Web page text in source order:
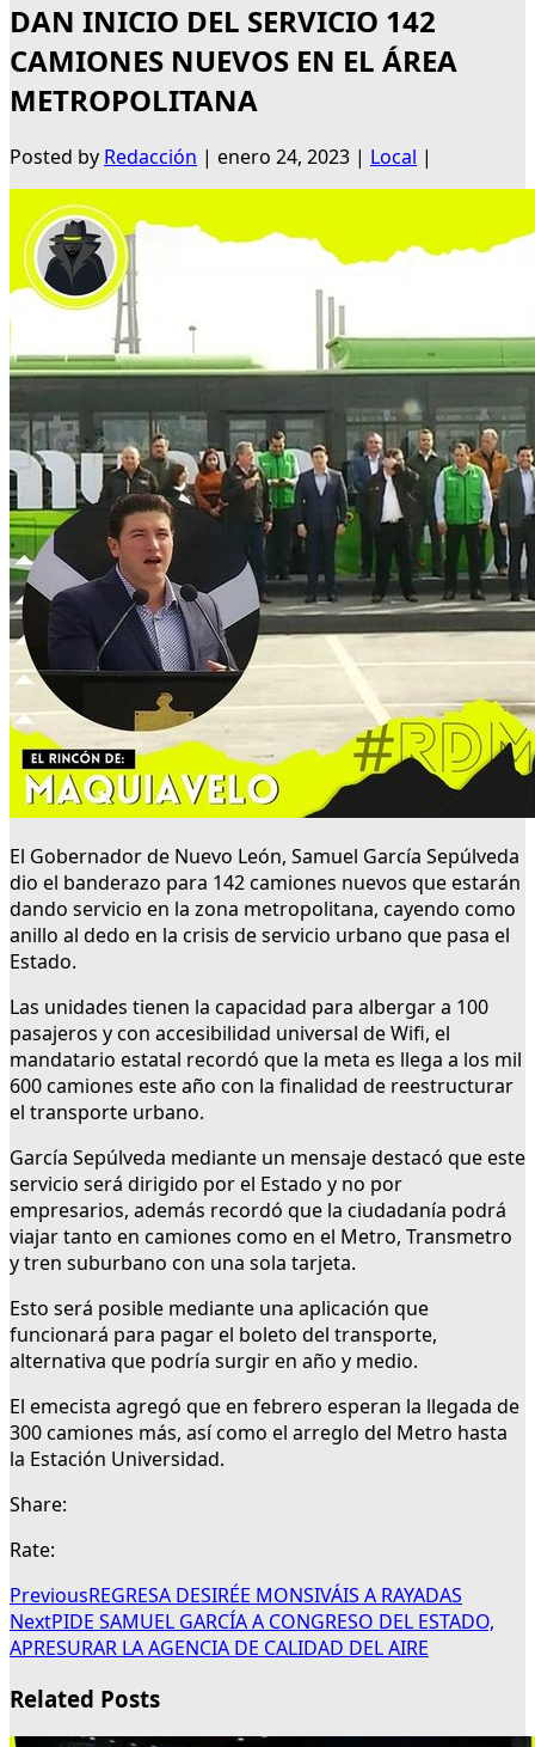
DAN INICIO DEL SERVICIO 142
CAMIONES NUEVOS EN EL ÁREA
METROPOLITANA
Posted by Redacción | enero 24, 2023 | Local |
El Gobernador de Nuevo León, Samuel García Sepúlveda
dio el banderazo para 142 camiones nuevos que estarán
dando servicio en la zona metropolitana, cayendo como
anillo al dedo en la crisis de servicio urbano que pasa el
Estado.
Las unidades tienen la capacidad para albergar a 100
pasajeros y con accesibilidad universal de Wifi, el
mandatario estatal recordó que la meta es llega a los mil
600 camiones este año con la finalidad de reestructurar
el transporte urbano.
García Sepúlveda mediante un mensaje destacó que este
servicio será dirigido por el Estado y no por
empresarios, además recordó que la ciudadanía podrá
viajar tanto en camiones como en el Metro, Transmetro
y tren suburbano con una sola tarjeta.
Esto será posible mediante una aplicación que
funcionará para pagar el boleto del transporte,
alternativa que podría surgir en año y medio.
El emecista agregó que en febrero esperan la llegada de
300 camiones más, así como el arreglo del Metro hasta
la Estación Universidad.
Share:
Rate:
PreviousREGRESA DESIRÉE MONSIVÁIS A RAYADAS
NextPIDE SAMUEL GARCÍA A CONGRESO DEL ESTADO,
APRESURAR LA AGENCIA DE CALIDAD DEL AIRE
Related Posts